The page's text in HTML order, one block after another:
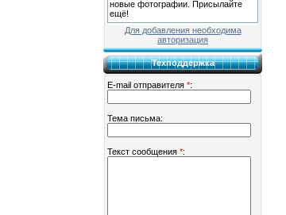
Для добавления необходима
авторизация
Техподдержка
E-mail отправителя *:
Тема письма:
Текст сообщения *: